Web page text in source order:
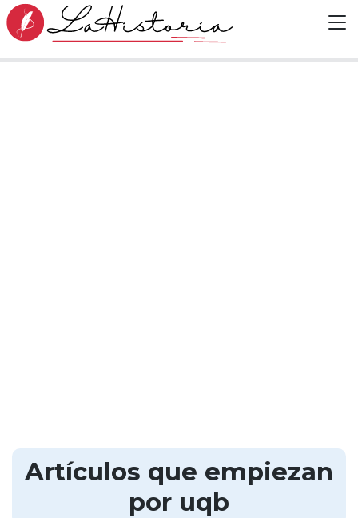
Artículos que empiezan
por uqb